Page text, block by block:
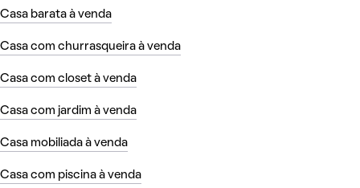
Casa barata à venda
Casa com churrasqueira à venda
Casa com closet à venda
Casa com jardim à venda
Casa mobiliada à venda
Casa com piscina à venda